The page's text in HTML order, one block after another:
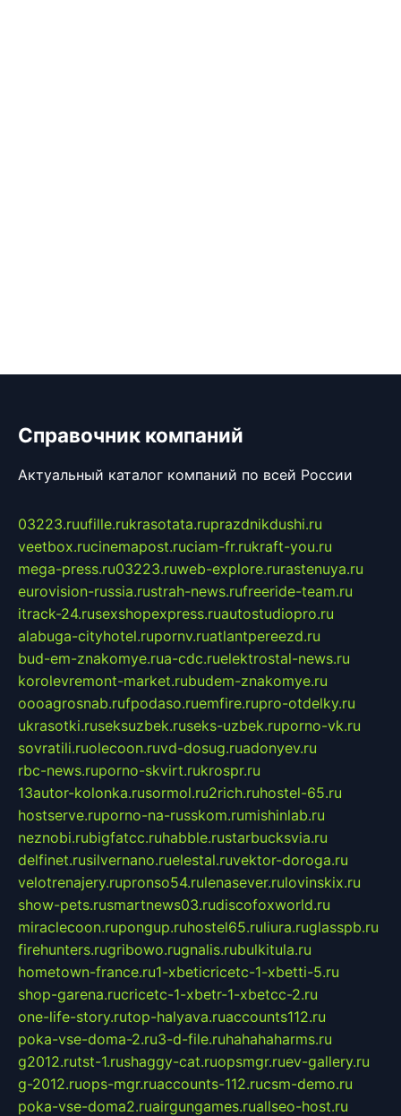
Справочник компаний
Актуальный каталог компаний по всей России
03223.ruufille.rukrasotata.ruprazdnikdushi.ru
veetbox.rucinemapost.ruciam-fr.rukraft-you.ru
mega-press.ru03223.ruweb-explore.rurastenuya.ru
eurovision-russia.rustrah-news.rufreeride-team.ru
itrack-24.rusexshopexpress.ruautostudiopro.ru
alabuga-cityhotel.rupornv.ruatlantpereezd.ru
bud-em-znakomye.rua-cdc.ruelektrostal-news.ru
korolevremont-market.rubudem-znakomye.ru
oooagrosnab.rufpodaso.ruemfire.rupro-otdelky.ru
ukrasotki.ruseksuzbek.ruseks-uzbek.ruporno-vk.ru
sovratili.ruolecoon.ruvd-dosug.ruadonyev.ru
rbc-news.ruporno-skvirt.rukrospr.ru
13autor-kolonka.rusormol.ru2rich.ruhostel-65.ru
hostserve.ruporno-na-russkom.rumishinlab.ru
neznobi.rubigfatcc.ruhabble.rustarbucksvia.ru
delfinet.rusilvernano.ruelestal.ruvektor-doroga.ru
velotrenajery.rupronso54.rulenasever.rulovinskix.ru
show-pets.rusmartnews03.rudiscofoxworld.ru
miraclecoon.rupongup.ruhostel65.ruliura.ruglasspb.ru
firehunters.rugribowo.rugnalis.rubulkitula.ru
hometown-france.ru1-xbeticricetc-1-xbetti-5.ru
shop-garena.rucricetc-1-xbetr-1-xbetcc-2.ru
one-life-story.rutop-halyava.ruaccounts112.ru
poka-vse-doma-2.ru3-d-file.ruhahahaharms.ru
g2012.rutst-1.rushaggy-cat.ruopsmgr.ruev-gallery.ru
g-2012.ruops-mgr.ruaccounts-112.rucsm-demo.ru
poka-vse-doma2.ruairgungames.ruallseo-host.ru